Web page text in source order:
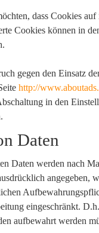
dass Cookies
Cookies können in
gegen den Einsatz
http://
in den
Daten
Daten werden nach
angegeben,
eingeschränkt.
aufbewahrt werden